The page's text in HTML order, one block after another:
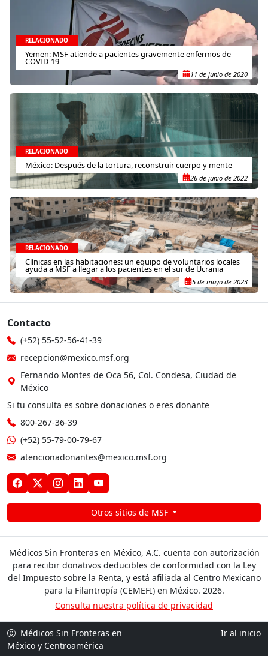
RELACIONADO
Yemen: MSF atiende a pacientes gravemente enfermos de
COVID-19
11 de junio de 2020
RELACIONADO
México: Después de la tortura, reconstruir cuerpo y mente
26 de junio de 2022
RELACIONADO
Clínicas en las habitaciones: un equipo de voluntarios locales
ayuda a MSF a llegar a los pacientes en el sur de Ucrania
5 de mayo de 2023
Contacto
(+52) 55-52-56-41-39
recepcion@mexico.msf.org
Fernando Montes de Oca 56, Col. Condesa, Ciudad de
México
Si tu consulta es sobre donaciones o eres donante
800-267-36-39
(+52) 55-79-00-79-67
atencionadonantes@mexico.msf.org
Otros sitios de MSF
Médicos Sin Fronteras en México, A.C. cuenta con autorización
para recibir donativos deducibles de conformidad con la Ley
del Impuesto sobre la Renta, y está afiliada al Centro Mexicano
para la Filantropía (CEMEFI) en México. 2026.
Consulta nuestra política de privacidad
Médicos Sin Fronteras en
México y Centroamérica
Ir al inicio